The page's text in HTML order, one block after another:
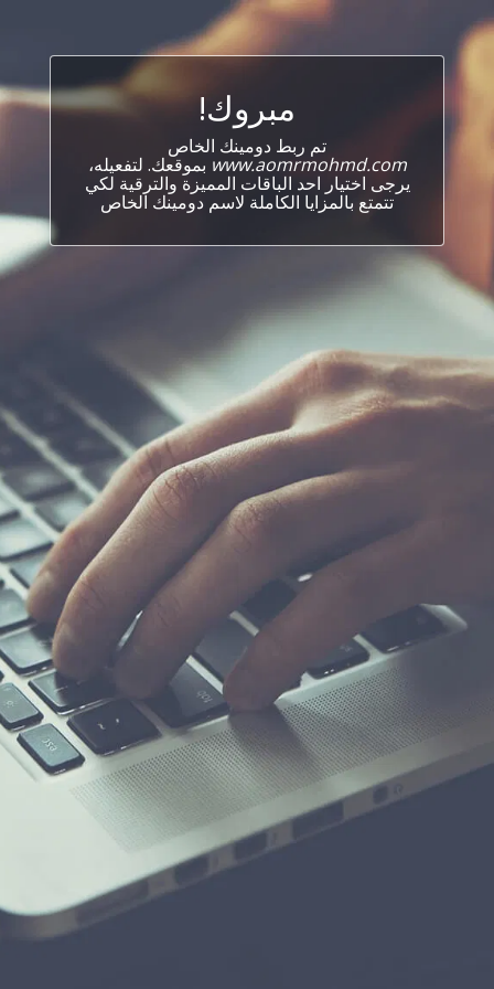
مبروك!
تم ربط دومينك الخاص
www.aomrmohmd.com بموقعك. لتفعيله،
يرجى اختيار احد الباقات المميزة والترقية لكي
تتمتع بالمزايا الكاملة لاسم دومينك الخاص